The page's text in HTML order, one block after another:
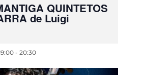
QUINTETOS
de Luigi
- 20:30